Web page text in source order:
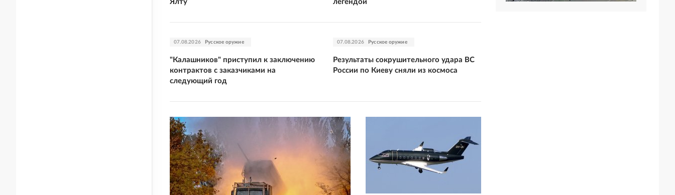
Ялту
легендой
07.08.2026 Русское оружие
"Калашников" приступил к заключению
контрактов с заказчиками на
следующий год
07.08.2026 Русское оружие
Результаты сокрушительного удара ВС
России по Киеву сняли из космоса